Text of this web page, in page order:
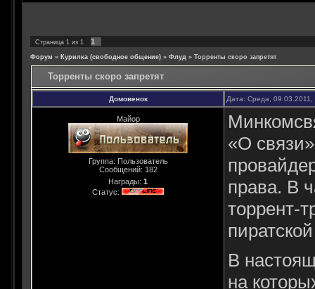
Страница 1 из 1 1
Форум » Курилка (свободное общение) » Флуд » Торренты скоро запретят
Торренты скоро запретят
Домовенок Дата: Среда,
Майор
Группа: Пользователь
Сообщений: 182
Награды: 1
Статус:
«О
права. В
торрент-
В
на